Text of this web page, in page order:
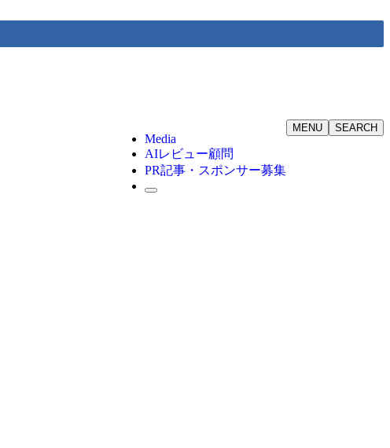
Media
AIレビュー顧問
PR記事・スポンサー募集
SEARCH
MENU